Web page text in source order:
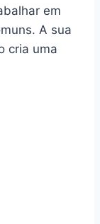
em
A sua
cria uma